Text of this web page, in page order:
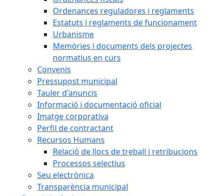
Ordenances reguladores i reglaments
Estatuts i reglaments de funcionament
Urbanisme
Memòries i documents dels projectes
normatius en curs
Convenis
Pressupost municipal
Tauler d'anuncis
Informació i documentació oficial
Imatge corporativa
Perfil de contractant
Recursos Humans
Relació de llocs de treball i retribucions
Processos selectius
Seu electrònica
Transparència municipal